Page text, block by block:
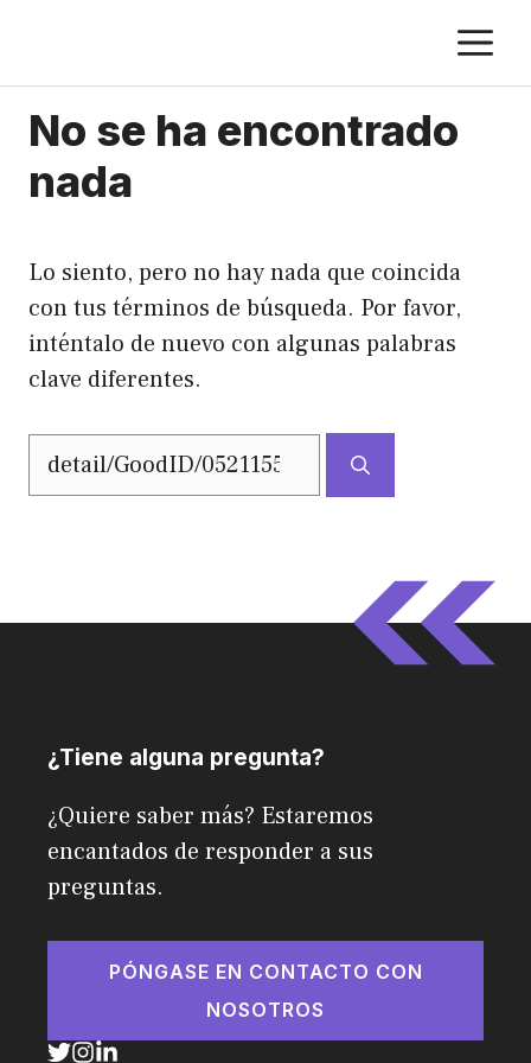
contenido
No se ha encontrado
nada
Lo siento, pero no hay nada que coincida
con tus términos de búsqueda. Por favor,
inténtalo de nuevo con algunas palabras
clave diferentes.
Buscar:
¿Tiene alguna pregunta?
¿Quiere saber más? Estaremos
encantados de responder a sus
preguntas.
PÓNGASE EN CONTACTO CON
NOSOTROS